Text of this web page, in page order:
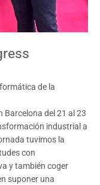
de la
Barcelona del 21 al 23
industrial a
tuvimos la
con
y también coger
suponer una